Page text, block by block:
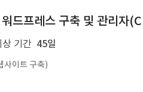
드프레스 구축 및 관리자
상 기간 45일
사이트 구축)